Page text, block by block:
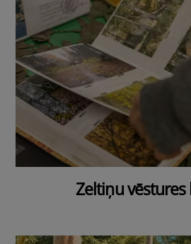
Zeltiņu